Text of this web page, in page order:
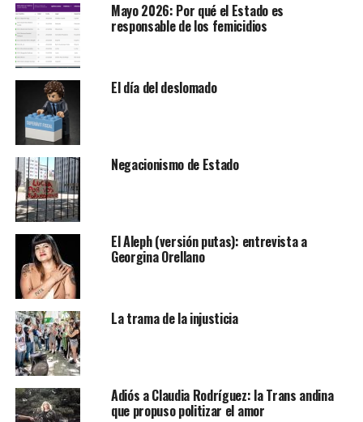
Mayo 2026: Por qué el Estado es
responsable de los femicidios
El día del deslomado
Negacionismo de Estado
El Aleph (versión putas): entrevista a
Georgina Orellano
La trama de la injusticia
Adiós a Claudia Rodríguez: la Trans andina
que propuso politizar el amor